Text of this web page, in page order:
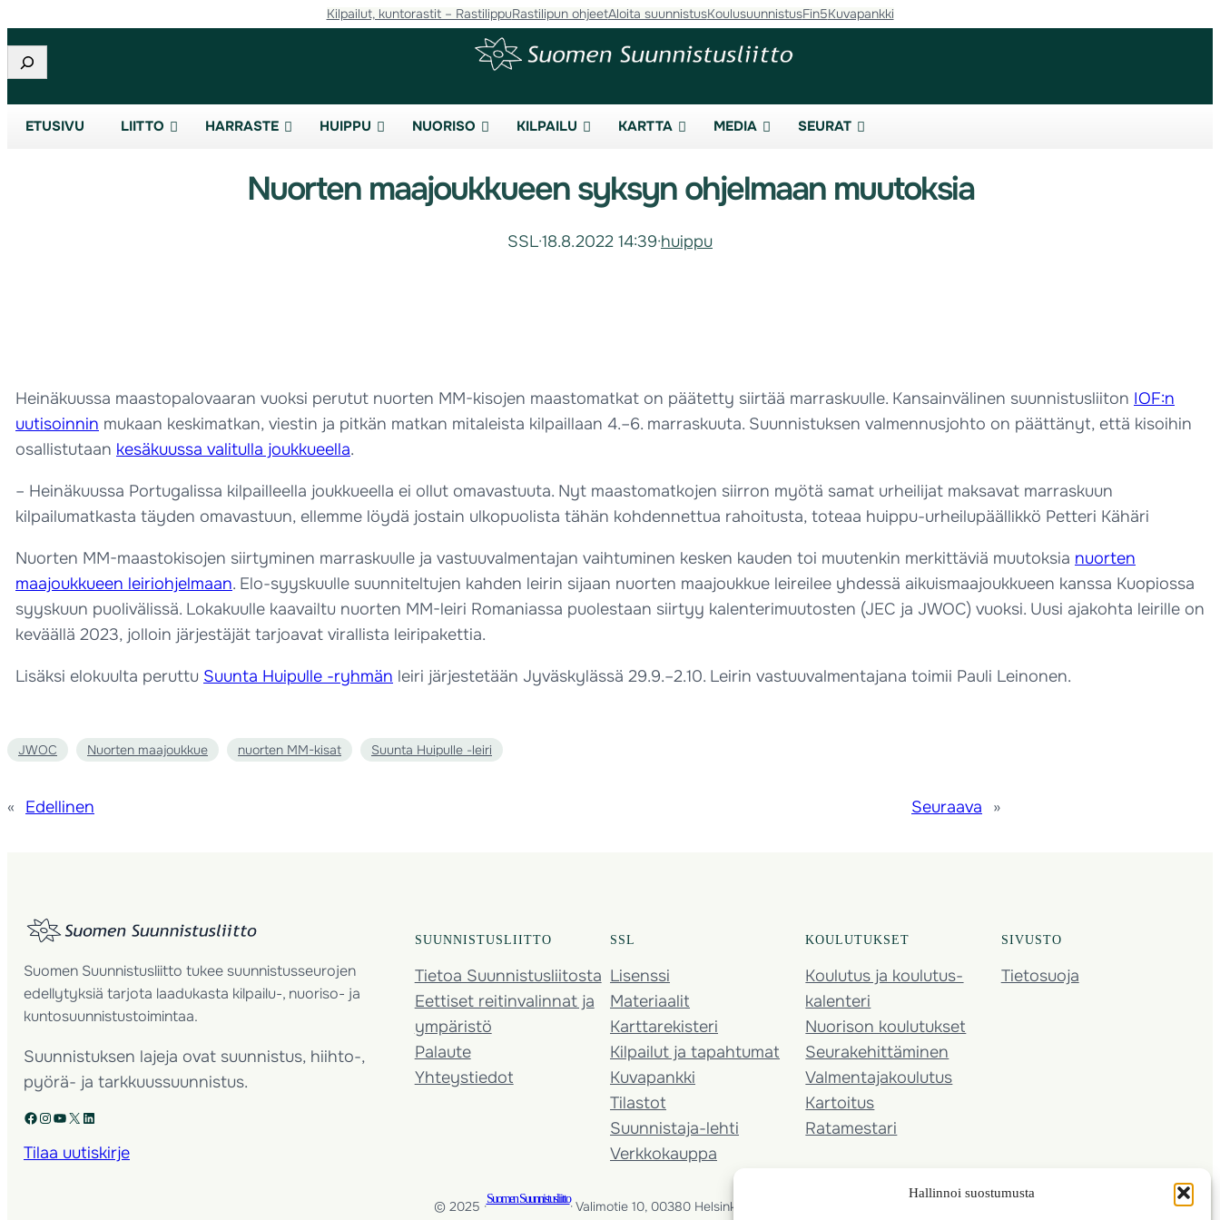
Hallinnoi suostumusta
Kilpailut, kuntorastit – RastilippuRastilipun ohjeetAloita suunnistusKoulusuunnistusFin5Kuvapankki
Etsi
ETUSIVU LIITTO HARRASTE HUIPPU NUORISO KILPAILU KARTTA MEDIA SEURAT
Nuorten maajoukkueen syksyn ohjelmaan muutoksia
SSL·18.8.2022 14:39·huippu
Heinäkuussa maastopalovaaran vuoksi perutut nuorten MM-kisojen maastomatkat on päätetty siirtää marraskuulle. Kansainvälinen suunnistusliiton IOF:n
uutisoinnin mukaan keskimatkan, viestin ja pitkän matkan mitaleista kilpaillaan 4.–6. marraskuuta. Suunnistuksen valmennusjohto on päättänyt, että kisoihin
osallistutaan kesäkuussa valitulla joukkueella.
– Heinäkuussa Portugalissa kilpailleella joukkueella ei ollut omavastuuta. Nyt maastomatkojen siirron myötä samat urheilijat maksavat marraskuun
kilpailumatkasta täyden omavastuun, ellemme löydä jostain ulkopuolista tähän kohdennettua rahoitusta, toteaa huippu-urheilupäällikkö Petteri Kähäri
Nuorten MM-maastokisojen siirtyminen marraskuulle ja vastuuvalmentajan vaihtuminen kesken kauden toi muutenkin merkittäviä muutoksia nuorten
maajoukkueen leiriohjelmaan. Elo-syyskuulle suunniteltujen kahden leirin sijaan nuorten maajoukkue leireilee yhdessä aikuismaajoukkueen kanssa Kuopiossa
syyskuun puolivälissä. Lokakuulle kaavailtu nuorten MM-leiri Romaniassa puolestaan siirtyy kalenterimuutosten (JEC ja JWOC) vuoksi. Uusi ajakohta leirille on
keväällä 2023, jolloin järjestäjät tarjoavat virallista leiripakettia.
Lisäksi elokuulta peruttu Suunta Huipulle -ryhmän leiri järjestetään Jyväskylässä 29.9.–2.10. Leirin vastuuvalmentajana toimii Pauli Leinonen.
JWOC Nuorten maajoukkue nuorten MM-kisat Suunta Huipulle -leiri
« Edellinen Seuraava »
Suomen Suunnistusliitto tukee suunnistusseurojen
edellytyksiä tarjota laadukasta kilpailu-, nuoriso- ja
kuntosuunnistustoimintaa.
Suunnistuksen lajeja ovat suunnistus, hiihto-,
pyörä- ja tarkkuussuunnistus.
Facebook Instagram YouTube X LinkedIn
Tilaa uutiskirje
SUUNNISTUSLIITTO
Tietoa Suunnistusliitosta
Eettiset reitinvalinnat ja
ympäristö
Palaute
Yhteystiedot
SSL
Lisenssi
Materiaalit
Karttarekisteri
Kilpailut ja tapahtumat
Kuvapankki
Tilastot
Suunnistaja-lehti
Verkkokauppa
KOULUTUKSET
Koulutus ja koulutus­
kalenteri
Nuorison koulutukset
Seura­kehittäminen
Valmentaja­koulutus
Kartoitus
Ratamestari
SIVUSTO
Tietosuoja
© 2025 ·
Suomen Suunnistusliitto
· Valimotie 10, 00380 Helsinki, Finland